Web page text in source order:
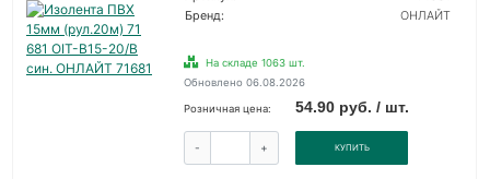
Бренд:
ОНЛАЙТ
На складе 1063 шт.
Обновлено 06.08.2026
Розничная цена: 54.90 руб. / шт.
- + КУПИТЬ